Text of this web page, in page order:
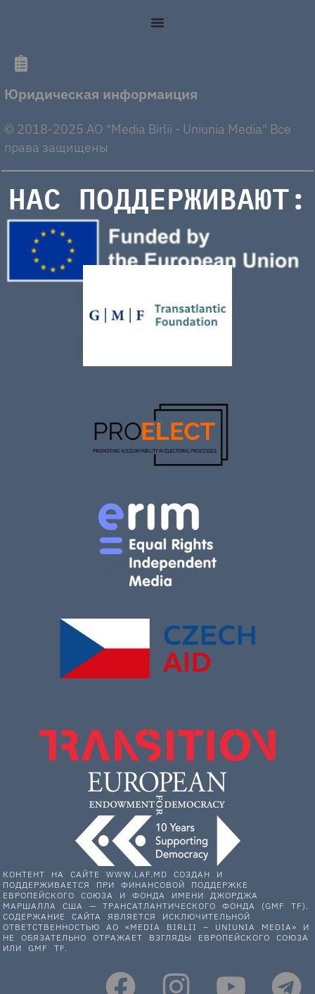
Юридическая информаиция
© 2018-2025 AO "Media Birlii - Uniunia Media" Все
права защищены
НАС ПОДДЕРЖИВАЮТ:
КОНТЕНТ НА САЙТЕ WWW.LAF.MD СОЗДАН И
ПОДДЕРЖИВАЕТСЯ ПРИ ФИНАНСОВОЙ ПОДДЕРЖКЕ
ЕВРОПЕЙСКОГО СОЮЗА И ФОНДА ИМЕНИ ДЖОРДЖА
МАРШАЛЛА США — ТРАНСАТЛАНТИЧЕСКОГО ФОНДА (GMF TF).
СОДЕРЖАНИЕ САЙТА ЯВЛЯЕТСЯ ИСКЛЮЧИТЕЛЬНОЙ
ОТВЕТСТВЕННОСТЬЮ АО «MEDIA BIRLII – UNIUNIA MEDIA» И
НЕ ОБЯЗАТЕЛЬНО ОТРАЖАЕТ ВЗГЛЯДЫ ЕВРОПЕЙСКОГО СОЮЗА
ИЛИ GMF TF.